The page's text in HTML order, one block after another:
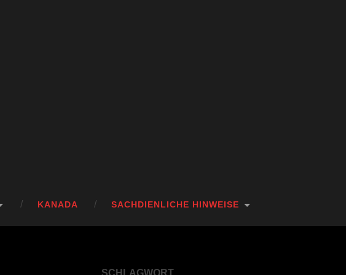
KANADA SACHDIENLICHE HINWEISE
SCHLAGWORT